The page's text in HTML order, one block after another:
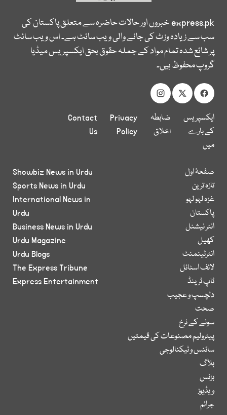
express.pkخبروں اور حالات حاضرہ سے متعلق پاکستان کی
سب سے زیادہ وزٹ کی جانے والی ویب سائٹ ہے۔ اس ویب سائٹ
پر شائع شدہ تمام مواد کے جملہ حقوق بحق ایکسپریس میڈیا
گروپ محفوظ ہیں۔
ایکسپریس
کے بارے
میں
ضابطہ
اخلاق
Privacy
Policy
Contact
Us
صفحۂ اول
تازہ ترین
غزہ لہو لہو
پاکستان
انٹر نیشنل
کھیل
انٹرٹینمنٹ
لائف اسٹائل
ٹاپ ٹرینڈ
دلچسپ و عجیب
صحت
سونے کے نرخ
پیٹرولیم مصنوعات کی قیمتیں
سائنس و ٹیکنالوجی
بلاگ
بزنس
ویڈیوز
جرائم
Showbiz News in Urdu
Sports News in Urdu
International News in
Urdu
Business News in Urdu
Urdu Magazine
Urdu Blogs
The Express Tribune
Express Entertainment